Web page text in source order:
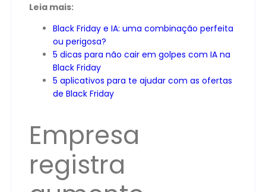
Leia mais:
Black Friday e IA: uma combinação perfeita
ou perigosa?
5 dicas para não cair em golpes com IA na
Black Friday
5 aplicativos para te ajudar com as ofertas
de Black Friday
Empresa
registra